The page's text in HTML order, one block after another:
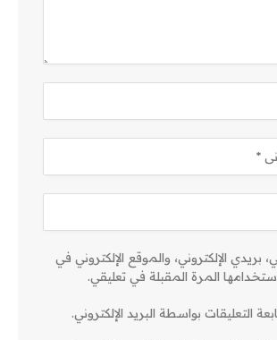
الإلكتروني، والموقع الإلكتروني في
المرة المقبلة في تعليقي.
التعليقات بواسطة البريد الإلكتروني.